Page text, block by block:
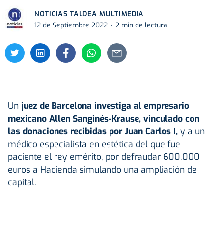
NOTICIAS TALDEA MULTIMEDIA
12 de Septiembre 2022
2 min de lectura
Un juez de Barcelona investiga al empresario
mexicano Allen Sanginés-Krause, vinculado con
las donaciones recibidas por Juan Carlos I, y a un
médico especialista en estética del que fue
paciente el rey emérito, por defraudar 600.000
euros a Hacienda simulando una ampliación de
capital.